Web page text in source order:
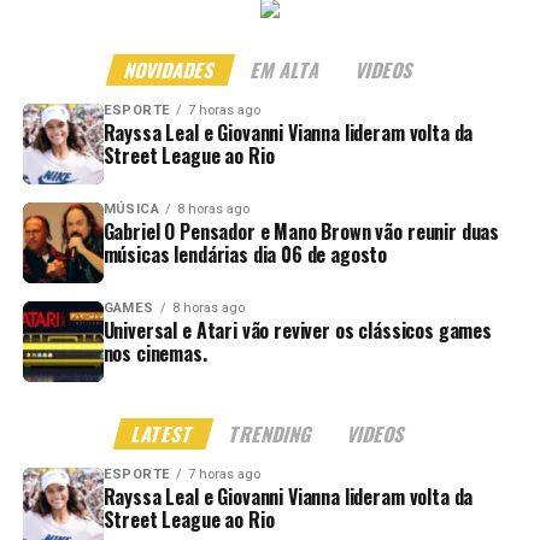
NOVIDADES EM ALTA VIDEOS
ESPORTE 7 horas ago
Rayssa Leal e Giovanni Vianna lideram volta da
Street League ao Rio
MÚSICA 8 horas ago
Gabriel O Pensador e Mano Brown vão reunir duas
músicas lendárias dia 06 de agosto
GAMES 8 horas ago
Universal e Atari vão reviver os clássicos games
nos cinemas.
LATEST TRENDING VIDEOS
ESPORTE 7 horas ago
Rayssa Leal e Giovanni Vianna lideram volta da
Street League ao Rio